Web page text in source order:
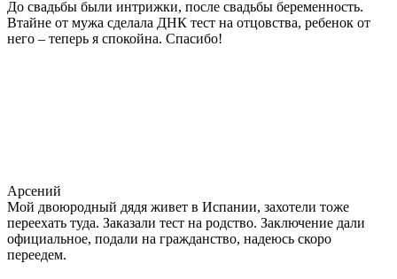
До свадьбы были интрижки, после свадьбы беременность.
Втайне от мужа сделала ДНК тест на отцовства, ребенок от
него – теперь я спокойна. Спасибо!
Арсений
Мой двоюродный дядя живет в Испании, захотели тоже
переехать туда. Заказали тест на родство. Заключение дали
официальное, подали на гражданство, надеюсь скоро
переедем.